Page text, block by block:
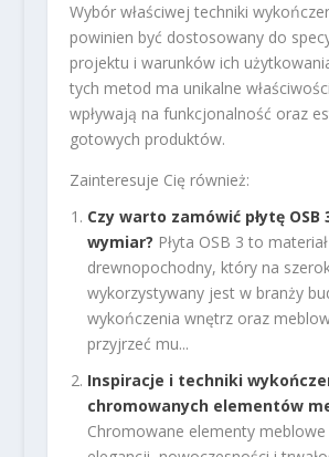
Wybór właściwej techniki
powinien być dostosowany do
projektu i warunków ich
tych metod ma unikalne
wpływają na funkcjonalność oraz
gotowych produktów.
Zainteresuje Cię również:
Czy warto zamówić płytę OSB
wymiar? Płyta OSB 3 to materiał
drewnopochodny, który na
wykorzystywany jest w branży
wykończenia wnętrz oraz
przyjrzeć mu...
Inspiracje i techniki
chromowanych elementów
Chromowane elementy